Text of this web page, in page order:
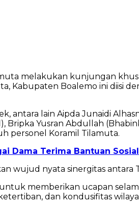
melakukan kunjungan
Kabupaten Boalemo ini diisi
antara lain Aipda Junaidi
Bripka Yusran Abdullah
personel Koramil Tilamuta.
Dama Terima Bantuan Sosial
wujud nyata sinergitas antara
memberikan ucapan
dan kondusifitas